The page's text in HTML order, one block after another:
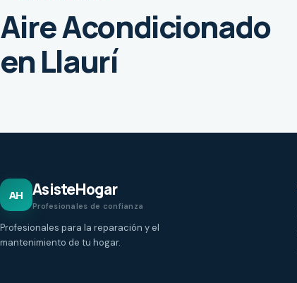
Aire Acondicionado
en Llaurí
AH AsisteHogar
Profesionales de confianza
Profesionales para la reparación y el
mantenimiento de tu hogar.